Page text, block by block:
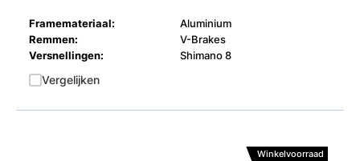
Framemateriaal:
Aluminium
Remmen:
V-Brakes
Versnellingen:
Shimano 8
Vergelijken
Winkelvoorraad